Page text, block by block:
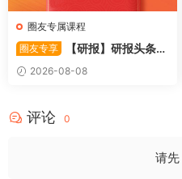
圈友专属课程
圈友专享
【研报】研报头条精
华：2026.8.6投资策略 证券
公司精华报告 7PDF文章
2026-08-08
评论 0
请先